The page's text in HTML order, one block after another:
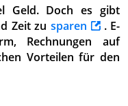
Geld. Doch es gibt
Zeit zu sparen
. E-
Rechnungen auf
Vorteilen für den